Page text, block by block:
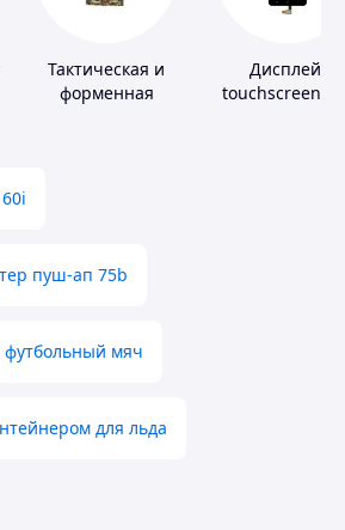
Тактическая и
форменная
Дисплей,
touchscreen
пуш-ап 75b
мяч
для льда